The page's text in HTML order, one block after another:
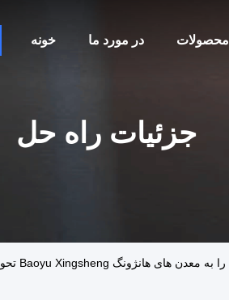
خونه در مورد ما محصولات
جزئیات راه حل